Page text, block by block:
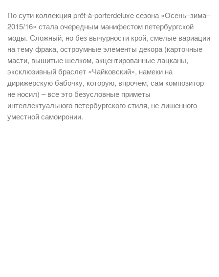
По сути коллекция prêt-à-porterdeluxe сезона «Осень–зима–
2015/16» стала очередным манифестом петербургской
моды. Сложный, но без вычурности крой, смелые вариации
на тему фрака, остроумные элементы декора (карточные
масти, вышитые шелком, акцентированные лацканы,
эксклюзивный браслет «Чайковский», намеки на
дирижерскую бабочку, которую, впрочем, сам композитор
не носил) – все это безусловные приметы
интеллектуального петербургского стиля, не лишенного
уместной самоиронии.